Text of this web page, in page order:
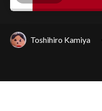
Toshihiro Kamiya